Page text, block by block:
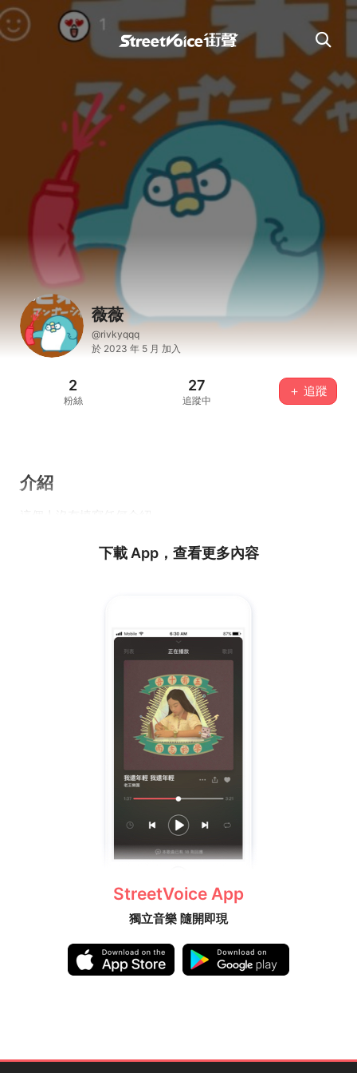
薇薇
@rivkyqqq
於 2023 年 5 月 加入
2
粉絲
27
追蹤中
＋ 追蹤
介紹
下載 App，查看更多內容
StreetVoice App
獨立音樂 隨開即現